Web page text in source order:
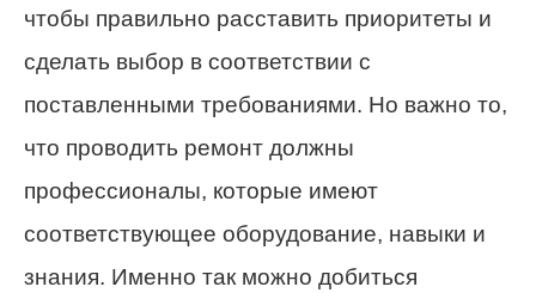
чтобы правильно расставить приоритеты и
сделать выбор в соответствии с
поставленными требованиями. Но важно то,
что проводить ремонт должны
профессионалы, которые имеют
соответствующее оборудование, навыки и
знания. Именно так можно добиться